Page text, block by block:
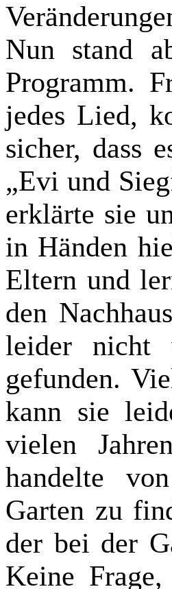
Nun stand
Programm.
jedes Lied,
sicher, dass
„Evi und
erklärte sie
in Händen
Eltern und
den
leider nicht
gefunden.
kann sie
vielen
handelte
Garten zu
der bei der
Keine